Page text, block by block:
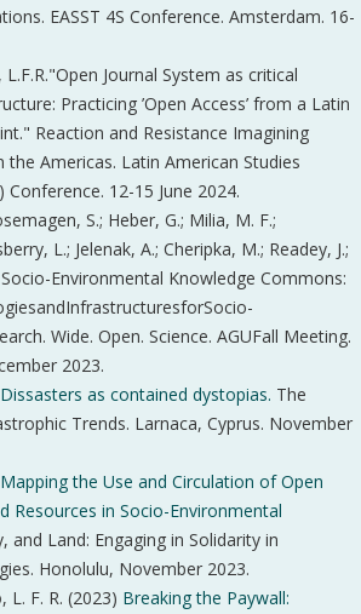
EASST 4S Conference. Amsterdam. 16-
Journal System as critical
Practicing ’Open Access’ from a Latin
Reaction and Resistance Imagining
the Americas. Latin American Studies
Conference. 12-15 June 2024.
S.; Heber, G.; Milia, M. F.;
L.; Jelenak, A.; Cheripka, M.; Readey, J.;
Environmental Knowledge Commons:
Wide. Open. Science. AGUFall Meeting.
2023.
Dissasters as contained dystopias. The
Trends. Larnaca, Cyprus. November
Mapping the Use and Circulation of Open
Resources in Socio-Environmental
and Land: Engaging in Solidarity in
Honolulu, November 2023.
L. F. R. (2023) Breaking the Paywall: